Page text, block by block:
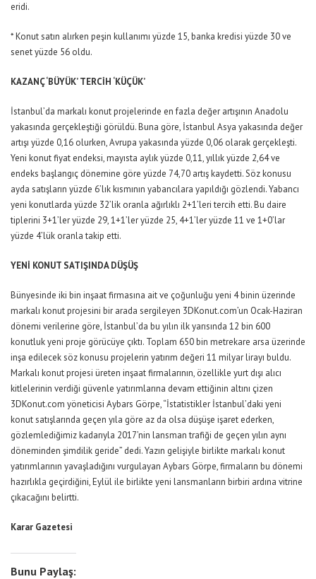
eridi.
* Konut satın alırken peşin kullanımı yüzde 15, banka kredisi yüzde 30 ve
senet yüzde 56 oldu.
KAZANÇ ‘BÜYÜK’ TERCİH ‘KÜÇÜK’
İstanbul’da markalı konut projelerinde en fazla değer artışının Anadolu
yakasında gerçekleştiği görüldü. Buna göre, İstanbul Asya yakasında değer
artışı yüzde 0,16 olurken, Avrupa yakasında yüzde 0,06 olarak gerçekleşti.
Yeni konut fiyat endeksi, mayısta aylık yüzde 0,11, yıllık yüzde 2,64 ve
endeks başlangıç dönemine göre yüzde 74,70 artış kaydetti. Söz konusu
ayda satışların yüzde 6’lık kısmının yabancılara yapıldığı gözlendi. Yabancı
yeni konutlarda yüzde 32’lik oranla ağırlıklı 2+1’leri tercih etti. Bu daire
tiplerini 3+1’ler yüzde 29, 1+1’ler yüzde 25, 4+1’ler yüzde 11 ve 1+0’lar
yüzde 4’lük oranla takip etti.
YENİ KONUT SATIŞINDA DÜŞÜŞ
Bünyesinde iki bin inşaat firmasına ait ve çoğunluğu yeni 4 binin üzerinde
markalı konut projesini bir arada sergileyen 3DKonut.com’un Ocak-Haziran
dönemi verilerine göre, İstanbul’da bu yılın ilk yarısında 12 bin 600
konutluk yeni proje görücüye çıktı. Toplam 650 bin metrekare arsa üzerinde
inşa edilecek söz konusu projelerin yatırım değeri 11 milyar lirayı buldu.
Markalı konut projesi üreten inşaat firmalarının, özellikle yurt dışı alıcı
kitlelerinin verdiği güvenle yatırımlarına devam ettiğinin altını çizen
3DKonut.com yöneticisi Aybars Görpe, “İstatistikler İstanbul’daki yeni
konut satışlarında geçen yıla göre az da olsa düşüşe işaret ederken,
gözlemlediğimiz kadarıyla 2017’nin lansman trafiği de geçen yılın aynı
döneminden şimdilik geride” dedi. Yazın gelişiyle birlikte markalı konut
yatırımlarının yavaşladığını vurgulayan Aybars Görpe, firmaların bu dönemi
hazırlıkla geçirdiğini, Eylül ile birlikte yeni lansmanların birbiri ardına vitrine
çıkacağını belirtti.
Karar Gazetesi
Bunu Paylaş: